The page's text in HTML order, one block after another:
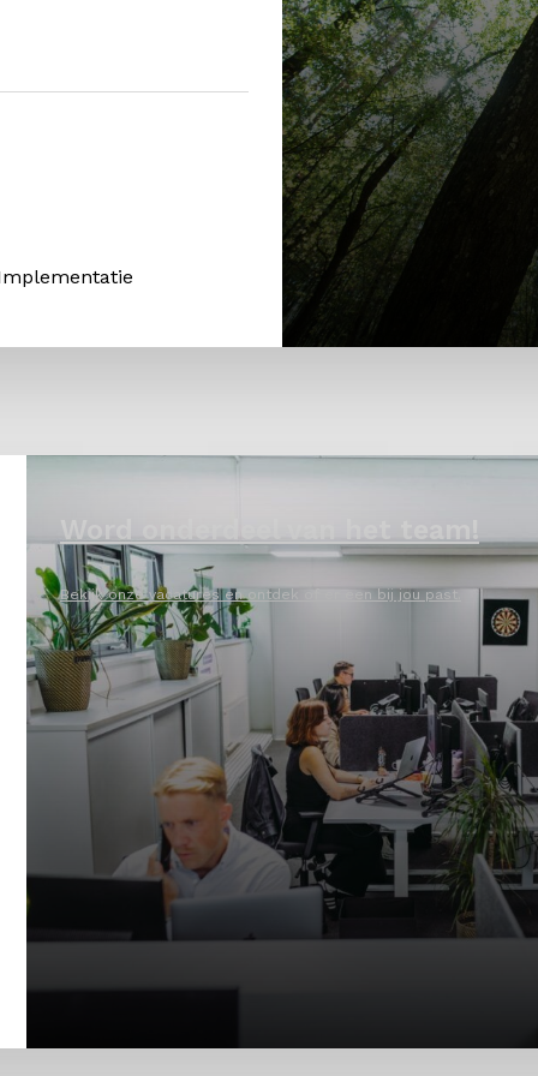
Word onderdeel van het team!
Bekijk onze vacatures en ontdek of er een bij jou past.